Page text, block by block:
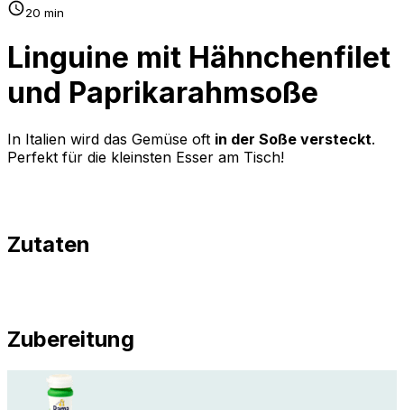
20 min
Linguine mit Hähnchenfilet
und Paprikarahmsoße
In Italien wird das Gemüse oft in der Soße versteckt.
Perfekt für die kleinsten Esser am Tisch!
Zutaten
Zubereitung